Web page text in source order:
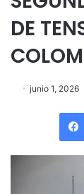
DE
junio 1, 2026